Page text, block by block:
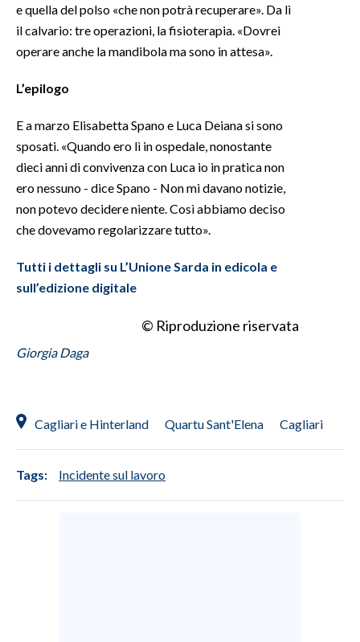
e quella del polso «che non potrà recuperare». Da lì
il calvario: tre operazioni, la fisioterapia. «Dovrei
operare anche la mandibola ma sono in attesa».
L’epilogo
E a marzo Elisabetta Spano e Luca Deiana si sono
sposati. «Quando ero lì in ospedale, nonostante
dieci anni di convivenza con Luca io in pratica non
ero nessuno - dice Spano - Non mi davano notizie,
non potevo decidere niente. Così abbiamo deciso
che dovevamo regolarizzare tutto».
Tutti i dettagli su L’Unione Sarda in edicola e
sull’edizione digitale
© Riproduzione riservata
Giorgia Daga
Cagliari e Hinterland Quartu Sant'Elena Cagliari
Tags: Incidente sul lavoro